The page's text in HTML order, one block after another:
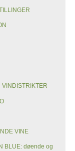
VINDISTRIKTER
VINE
BLUE: døende og